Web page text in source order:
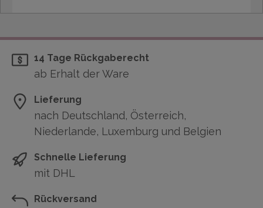
14 Tage Rückgaberecht
ab Erhalt der Ware
Lieferung
nach Deutschland, Österreich,
Niederlande, Luxemburg und Belgien
Schnelle Lieferung
mit DHL
Rückversand